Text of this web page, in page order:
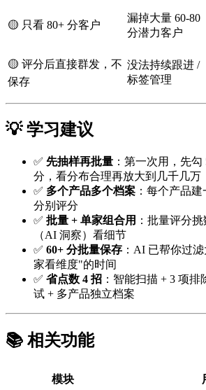
🟡 只看 80+ 分客户
漏掉大量 60-80
分潜力客户
🟡 评分后直接群发，不
保存
没法持续跟进 /
标签管理
💡 学习建议
✅ 先抽样再批量 ：第一次用，先
分，看分布合理再放大到几千几万
✅ 多个产品多个档案 ：每个产品
分别评分
✅ 批量 + 单家组合用 ：批量评分
（AI 洞察）看细节
✅ 60+ 分批量保存 ：AI 已帮你过
家看维度"的时间
✅ 省点数 4 招 ：智能扫描 + 3 项
试 + 多产品独立档案
📚 相关功能
模块